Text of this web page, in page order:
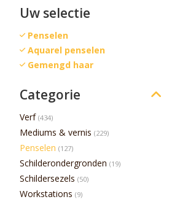
Uw selectie
Penselen
Aquarel penselen
Gemengd haar
Categorie
Verf (434)
Mediums & vernis (229)
Penselen (127)
Schilderondergronden (19)
Schildersezels (50)
Workstations (9)